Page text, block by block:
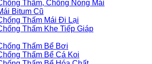
Thấm, Chống Nóng Mái
Bitum Cũ
Thấm Mái Đi Lại
Thấm Khe Tiếp Giáp
Thấm Bể Bơi
Thấm Bể Cá Koi